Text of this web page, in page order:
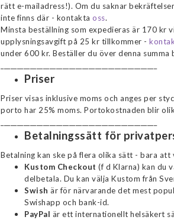
rätt e-mailadress!). Om du saknar
inte finns där - kontakta oss.
Minsta beställning som expedieras är 170 kr
upplysningsavgift på 25 kr tillkommer -
under 600 kr. Beställer du över denna
Priser
Priser visas inklusive moms och anges per
porto har 25% moms. Portokostnaden blir
Betalningssätt för
Betalning kan ske på flera olika sätt - bara
Kustom Checkout (f d Klarna) kan du
delbetala. Du kan välja Kustom från
Swish är för närvarande det mest
Swishapp och bank-id.
PayPal är ett internationellt helsäkert